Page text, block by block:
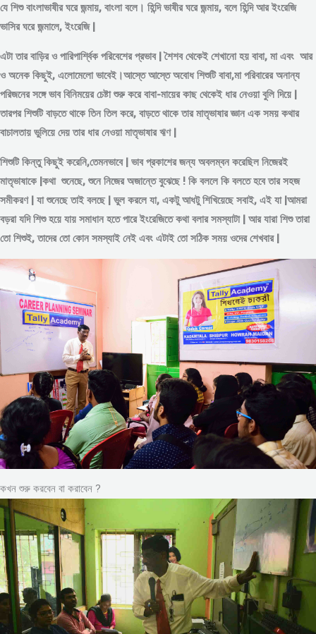
যে শিশু বাংলাভাষীর ঘরে জন্মায়, বাংলা বলে। হিন্দি ভাষীর ঘরে জন্মায়, বলে হিন্দি আর ইংরেজি
ভাসির ঘরে জন্মালে, ইংরেজি |
এটা তার বাড়ির ও পারিপার্শ্বিক পরিবেশের প্রভাব | শৈশব থেকেই শেখানো হয় বাবা, মা এবং আর
ও অনেক কিছুই, এলোমেলো ভাবেই।আস্তে আস্তে অবোধ শিশুটি বাবা,মা পরিবারের অনান্য
পরিজনের সঙ্গে ভাব বিনিময়ের চেষ্টা শুরু করে বাবা-মায়ের কাছ থেকেই ধার নেওয়া বুলি দিয়ে |
তারপর শিশুটি বাড়তে থাকে তিন তিল করে, বাড়তে থাকে তার মাতৃভাষার জ্ঞান এক সময় কথার
বাচালতায় ভুলিয়ে দেয় তার ধার নেওয়া মাতৃভাষার ঋণ |
শিশুটি কিন্তু কিছুই করেনি,তেমনভাবে | ভাব প্রকাশের জন্য অবলম্বন করেছিল নিজেরই
মাতৃভাষাকে |কথা শুনেছে, শুনে নিজের অজান্তে বুঝেছে ! কি বললে কি বলতে হবে তার সহজ
সমীকরণ | যা শুনেছে তাই বলছে | ভুল করলে যা, একটু আধটু শিখিয়েছে সবাই, এই যা |আমরা
বড়রা যদি শিশু হয়ে যায় সমাধান হতে পারে ইংরেজিতে কথা বলার সমস্যাটা | আর যারা শিশু তারা
তো শিশুই, তাদের তো কোন সমস্যাই নেই এবং এটাই তো সঠিক সময় ওদের শেখবার |
কখন শুরু করবেন বা করাবেন ?